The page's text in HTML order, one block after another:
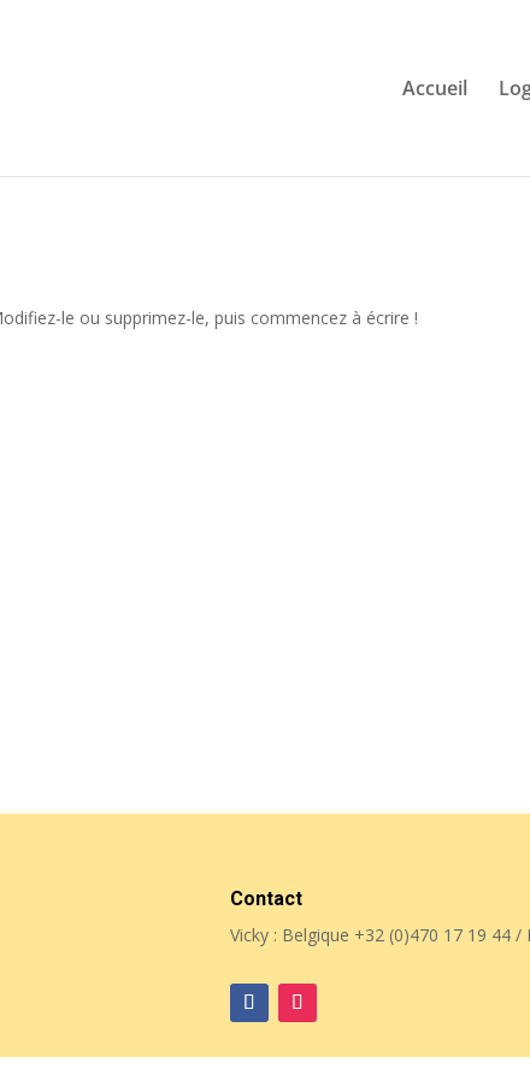
Accueil
le ou supprimez-le, puis commencez à écrire !
Contact
Vicky : Belgique +32 (0)470 17 19 44 /